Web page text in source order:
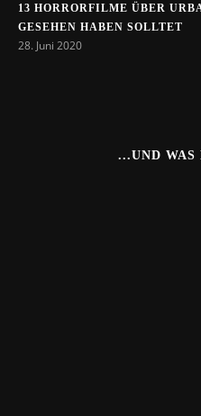
13 HORRORFILME ÜBER
GESEHEN HABEN SOLLTET
28. Juni 2020
...UND WAS